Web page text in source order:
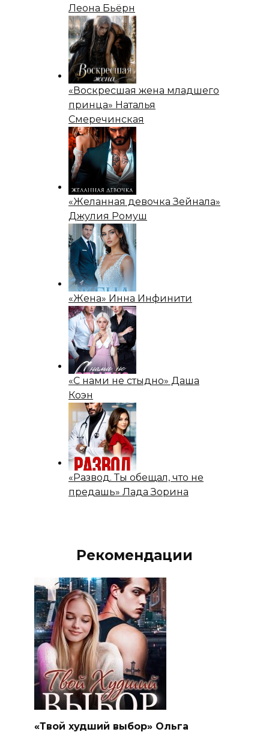
Леона Бьёрн
«Воскресшая жена младшего
принца» Наталья
Смеречинская
«Желанная девочка Зейнала»
Джулия Ромуш
«Жена» Инна Инфинити
«С нами не стыдно» Даша
Коэн
«Развод. Ты обещал, что не
предашь» Лада Зорина
Рекомендации
«Твой худший выбор» Ольга